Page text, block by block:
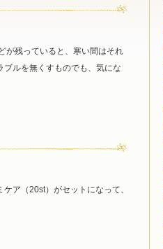
が残っていると、寒い間はそれ
ルを無くすものでも、気にな
（20st）がセットになって、